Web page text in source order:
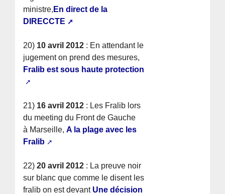
ministre, En direct de la
DIRECCTE
20) 10 avril 2012 : En attendant le
jugement on prend des mesures,
Fralib est sous haute protection
21) 16 avril 2012 : Les Fralib lors
du meeting du Front de Gauche
à Marseille,A la plage avec les
Fralib
22)20 avril 2012 : La preuve noir
sur blanc que comme le disent les
fralib on est devant Une décision